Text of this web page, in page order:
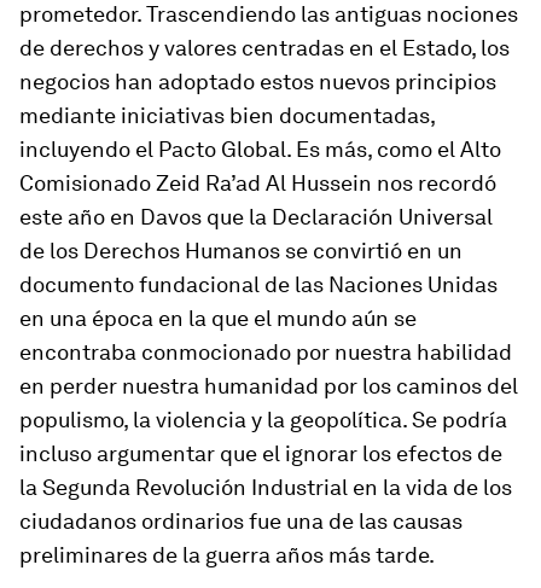
prometedor. Trascendiendo las antiguas nociones
de derechos y valores centradas en el Estado, los
negocios han adoptado estos nuevos principios
mediante iniciativas bien documentadas,
incluyendo el Pacto Global. Es más, como el Alto
Comisionado Zeid Ra’ad Al Hussein nos recordó
este año en Davos que la Declaración Universal
de los Derechos Humanos se convirtió en un
documento fundacional de las Naciones Unidas
en una época en la que el mundo aún se
encontraba conmocionado por nuestra habilidad
en perder nuestra humanidad por los caminos del
populismo, la violencia y la geopolítica. Se podría
incluso argumentar que el ignorar los efectos de
la Segunda Revolución Industrial en la vida de los
ciudadanos ordinarios fue una de las causas
preliminares de la guerra años más tarde.